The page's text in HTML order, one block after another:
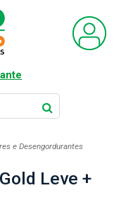
e Desengordurantes
Leve +